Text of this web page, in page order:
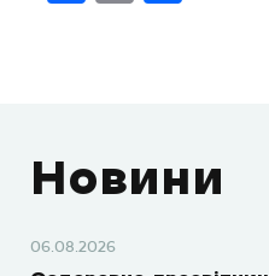
Новини
06.08.2026